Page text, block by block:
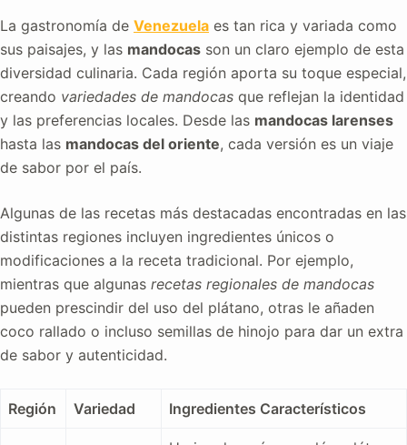
La gastronomía de Venezuela es tan rica y variada como
sus paisajes, y las mandocas son un claro ejemplo de esta
diversidad culinaria. Cada región aporta su toque especial,
creando variedades de mandocas que reflejan la identidad
y las preferencias locales. Desde las mandocas larenses
hasta las mandocas del oriente, cada versión es un viaje
de sabor por el país.
Algunas de las recetas más destacadas encontradas en las
distintas regiones incluyen ingredientes únicos o
modificaciones a la receta tradicional. Por ejemplo,
mientras que algunas recetas regionales de mandocas
pueden prescindir del uso del plátano, otras le añaden
coco rallado o incluso semillas de hinojo para dar un extra
de sabor y autenticidad.
Región Variedad Ingredientes Característicos